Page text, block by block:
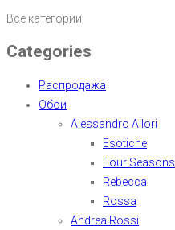
Все категории
Categories
Распродажа
Обои
Alessandro Allori
Esotiche
Four Seasons
Rebecca
Rossa
Andrea Rossi